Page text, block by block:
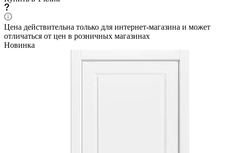
Цена действительна только для интернет-магазина и может
отличаться от цен в розничных магазинах
Новинка